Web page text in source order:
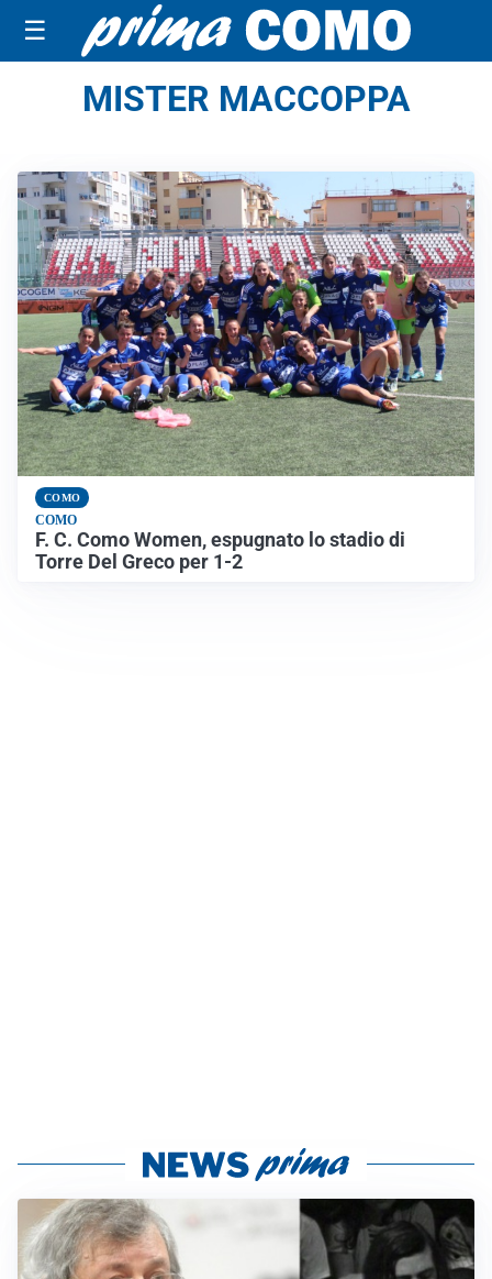
☰
MISTER MACCOPPA
COMO
COMO
F. C. Como Women, espugnato lo stadio di
Torre Del Greco per 1-2